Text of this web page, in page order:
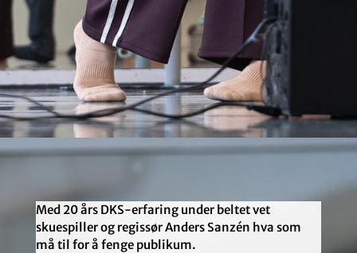
Med 20 års DKS-erfaring under beltet vet
skuespiller og regissør Anders Sanzén hva som
må til for å fenge publikum.